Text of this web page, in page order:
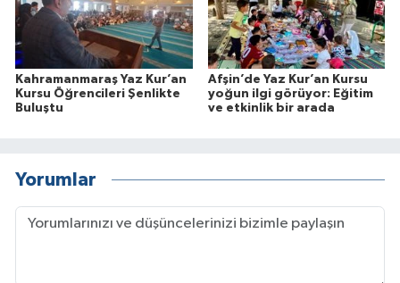
Kahramanmaraş Yaz Kur’an
Kursu Öğrencileri Şenlikte
Buluştu
Afşin’de Yaz Kur’an Kursu
yoğun ilgi görüyor: Eğitim
ve etkinlik bir arada
Yorumlar